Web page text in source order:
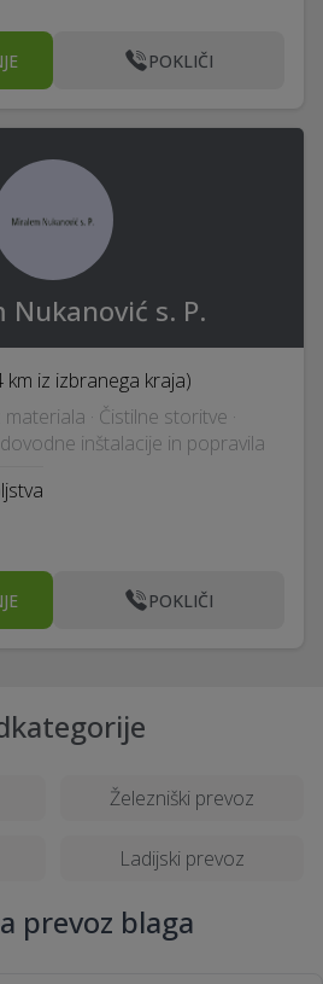
POKLIČI
Nukanović s. P.
km iz izbranega kraja)
· Čistilne storitve ·
inštalacije in popravila
POKLIČI
Železniški prevoz
Ladijski prevoz
prevoz blaga